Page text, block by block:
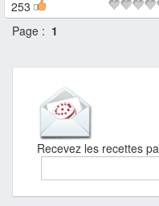
253
Page : 1
Recevez les recettes